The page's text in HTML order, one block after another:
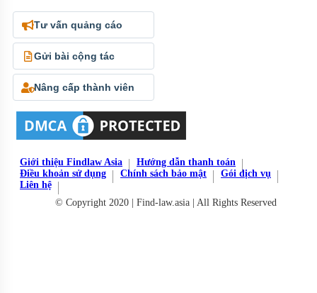
Tư vấn quảng cáo
Gửi bài cộng tác
Nâng cấp thành viên
Giới thiệu Findlaw Asia
Hướng dẫn thanh toán
Điều khoản sử dụng
Chính sách bảo mật
Gói dịch vụ
Liên hệ
© Copyright 2020 | Find-law.asia | All Rights Reserved